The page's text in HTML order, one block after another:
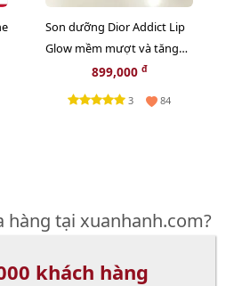
Son dưỡng Dior Addict Lip
Glow mềm mượt và tăng
sắc môi, #001 Pink - hồng
tự nhiên (New)
899,000 đ
3 84
hàng tại xuanhanh.com?
khách hàng